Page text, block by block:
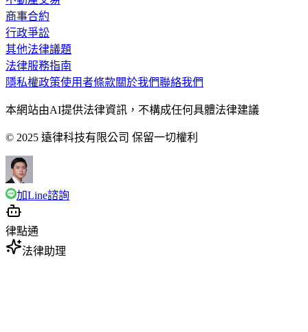
商事合約
行政爭訟
其他法律議題
法律服務指南
隱私權政策使用者條款關於我們聯絡我們
本網站由AI提供法律資訊，不構成任何具體法律建議
© 2025 遠律科技有限公司 保留一切權利
加Line諮詢
律點通
法律助理